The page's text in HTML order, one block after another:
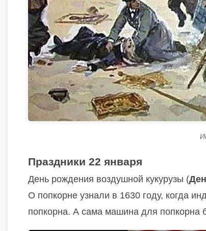
Праздники 22 января
День рождения воздушной кукурузы (
О попкорне узнали в 1630 году, когда
попкорна. А сама машина для попкорна